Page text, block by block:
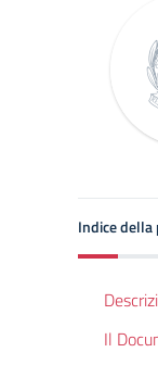
Indice della
Il